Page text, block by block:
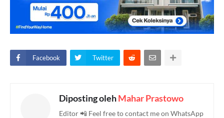
Facebook Twitter
Diposting olehMahar Prastowo
Editor 📲 Feel free to contact me on WhatsApp